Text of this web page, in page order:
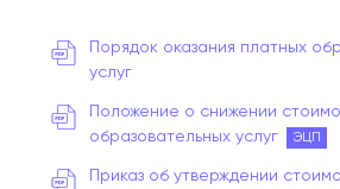
Порядок оказания платных
услуг
Положение о снижении
образовательных услуг
ЭЦП
Приказ об утверждении